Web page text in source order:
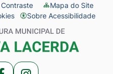
Mapa do Site
cookies
Sobre Acessibilidade